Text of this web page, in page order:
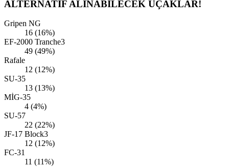
ALTERNATİF ALINABİLECEK UÇAKLAR!
Gripen NG
16 (16%)
EF-2000 Tranche3
49 (49%)
Rafale
12 (12%)
SU-35
13 (13%)
MİG-35
4 (4%)
SU-57
22 (22%)
JF-17 Block3
12 (12%)
FC-31
11 (11%)